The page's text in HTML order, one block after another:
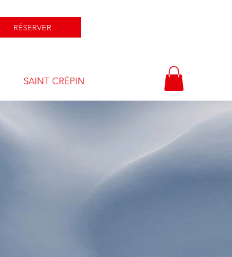
RÉSERVER
SAINT CRÉPIN